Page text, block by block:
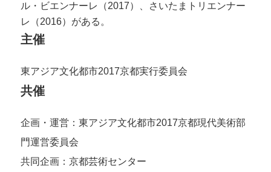
ル・ビエンナーレ（2017）、さいたまトリエンナー
レ（2016）がある。
主催
東アジア文化都市2017京都実行委員会
共催
企画・運営：東アジア文化都市2017京都現代美術部
門運営委員会
共同企画：京都芸術センター